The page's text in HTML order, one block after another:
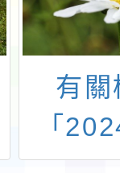
有關
「
意機